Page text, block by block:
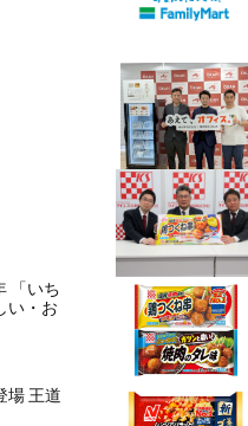
「いち
い・お
場 王道